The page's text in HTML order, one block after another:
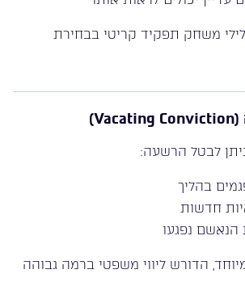
משחק תפקיד קריטי בבחירת
לבטל הרשעה:
בהליך
חדשות
הנאשם נפגעו
הדורש ליווי משפטי ברמה גבוהה